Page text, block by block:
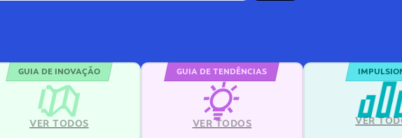
GUIA DE INOVAÇÃO
VER TODOS
GUIA DE TENDÊNCIAS
VER TODOS VER